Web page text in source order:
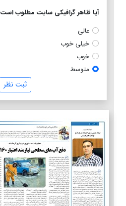
آیا ظاهر گرافیکی سایت مطلوب است
عالی
خیلی خوب
خوب
متوسط
ثبت نظر